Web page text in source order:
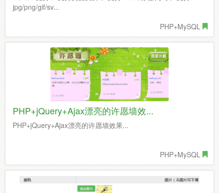
jpg/png/gif/sv...
PHP+MySQL
PHP+jQuery+Ajax漂亮的许愿墙效...
PHP+jQuery+Ajax漂亮的许愿墙效果...
PHP+MySQL